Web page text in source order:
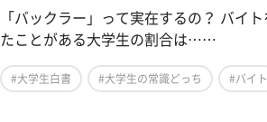
「バックラー」って実在するの？ バイ
たことがある大学生の割合は……
#大学生白書 #大学生の常識どっち #バイト